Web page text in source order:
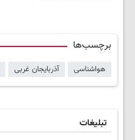
برچسب‌ها
هواشناسی آذربایجان غربی
تبلیغات